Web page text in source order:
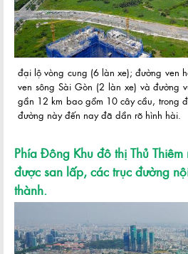
đại lộ vòng cung (6 làn xe); đường ven
ven sông Sài Gòn (2 làn xe) và đường
gần 12 km bao gồm 10 cây cầu, trong
đường này đến nay đã dần rõ hình hài.
Phía Đông Khu đô thị Thủ
được san lấp, các trục đường
thành.